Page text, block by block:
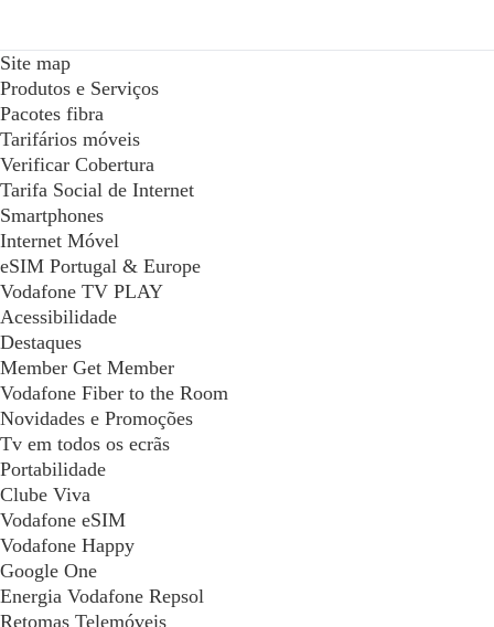
Site map
Produtos e Serviços
Pacotes fibra
Tarifários móveis
Verificar Cobertura
Tarifa Social de Internet
Smartphones
Internet Móvel
eSIM Portugal & Europe
Vodafone TV PLAY
Acessibilidade
Destaques
Member Get Member
Vodafone Fiber to the Room
Novidades e Promoções
Tv em todos os ecrãs
Portabilidade
Clube Viva
Vodafone eSIM
Vodafone Happy
Google One
Energia Vodafone Repsol
Retomas Telemóveis